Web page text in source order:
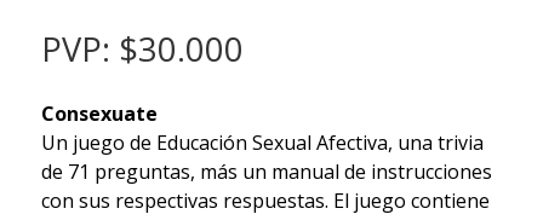
PVP: $30.000
Consexuate
Un juego de Educación Sexual Afectiva, una trivia
de 71 preguntas, más un manual de instrucciones
con sus respectivas respuestas. El juego contiene